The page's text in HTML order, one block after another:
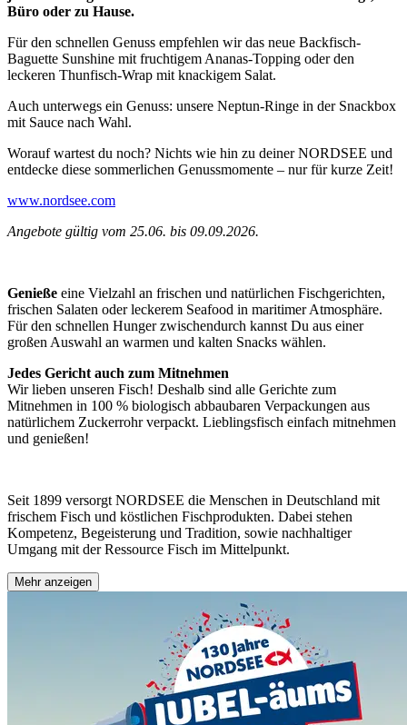
Büro oder zu Hause.
Für den schnellen Genuss empfehlen wir das neue Backfisch-
Baguette Sunshine mit fruchtigem Ananas-Topping oder den
leckeren Thunfisch-Wrap mit knackigem Salat.
Auch unterwegs ein Genuss: unsere Neptun-Ringe in der Snackbox
mit Sauce nach Wahl.
Worauf wartest du noch? Nichts wie hin zu deiner NORDSEE und
entdecke diese sommerlichen Genussmomente – nur für kurze Zeit!
www.nordsee.com
Angebote gültig vom 25.06. bis 09.09.2026.
Genieße eine Vielzahl an frischen und natürlichen Fischgerichten,
frischen Salaten oder leckerem Seafood in maritimer Atmosphäre.
Für den schnellen Hunger zwischendurch kannst Du aus einer
großen Auswahl an warmen und kalten Snacks wählen.
Jedes Gericht auch zum Mitnehmen
Wir lieben unseren Fisch! Deshalb sind alle Gerichte zum
Mitnehmen in 100 % biologisch abbaubaren Verpackungen aus
natürlichem Zuckerrohr verpackt. Lieblingsfisch einfach mitnehmen
und genießen!
Seit 1899 versorgt NORDSEE die Menschen in Deutschland mit
frischem Fisch und köstlichen Fischprodukten. Dabei stehen
Kompetenz, Begeisterung und Tradition, sowie nachhaltiger
Umgang mit der Ressource Fisch im Mittelpunkt.
Mehr anzeigen